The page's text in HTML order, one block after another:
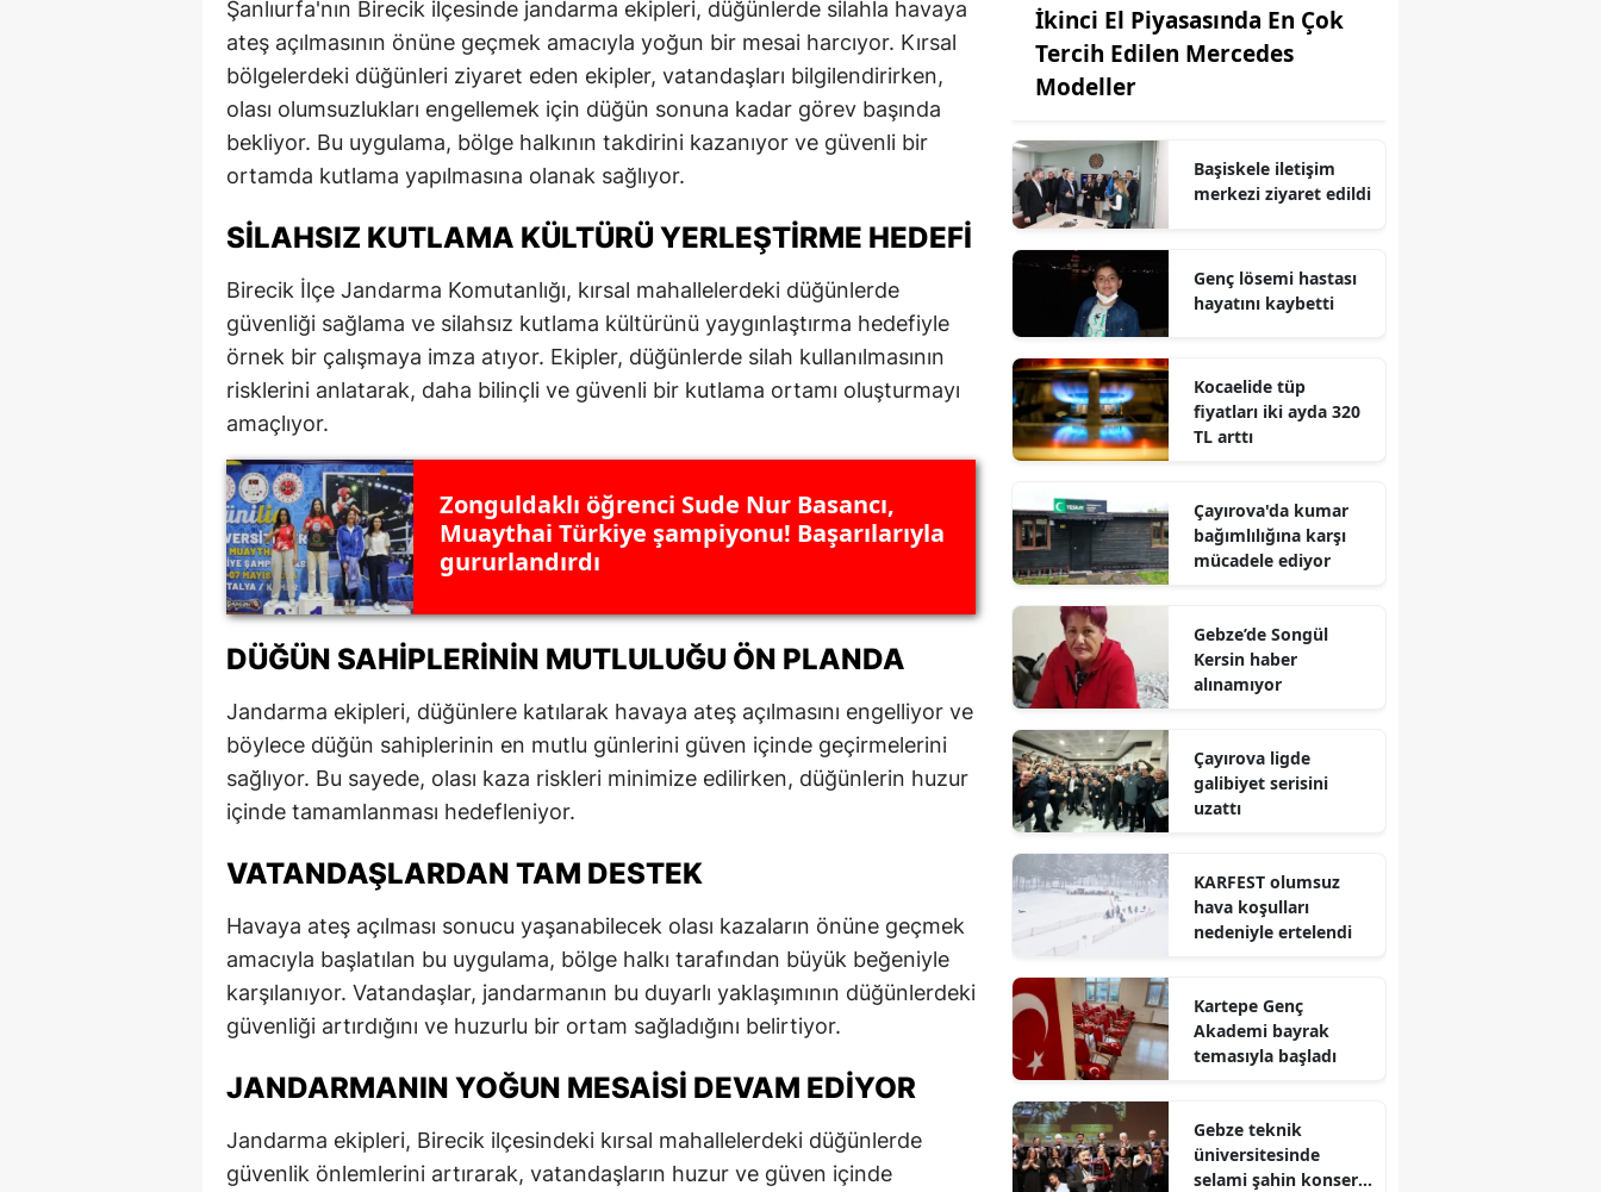
Edirne
Erzurum
Gaziantep
Hakkari
Isparta
Mersin
İzmir
Kastamonu
Kayseri
Kırşehir
Konya
Kütahya
Manisa
Şanlıurfa'nın Birecik ilçesinde jandarma ekipleri, düğünlerde silahla havaya
ateş açılmasının önüne geçmek amacıyla yoğun bir mesai harcıyor. Kırsal
bölgelerdeki düğünleri ziyaret eden ekipler, vatandaşları bilgilendirirken,
olası olumsuzlukları engellemek için düğün sonuna kadar görev başında
bekliyor. Bu uygulama, bölge halkının takdirini kazanıyor ve güvenli bir
ortamda kutlama yapılmasına olanak sağlıyor.
SILAHSIZ KUTLAMA KÜLTÜRÜ YERLEŞTIRME HEDEFI
Birecik İlçe Jandarma Komutanlığı, kırsal mahallelerdeki düğünlerde
güvenliği sağlama ve silahsız kutlama kültürünü yaygınlaştırma hedefiyle
örnek bir çalışmaya imza atıyor. Ekipler, düğünlerde silah kullanılmasının
risklerini anlatarak, daha bilinçli ve güvenli bir kutlama ortamı oluşturmayı
amaçlıyor.
Zonguldaklı öğrenci Sude Nur Basancı,
Muaythai Türkiye şampiyonu! Başarılarıyla
gururlandırdı
DÜĞÜN SAHIPLERININ MUTLULUĞU ÖN PLANDA
Jandarma ekipleri, düğünlere katılarak havaya ateş açılmasını engelliyor ve
böylece düğün sahiplerinin en mutlu günlerini güven içinde geçirmelerini
sağlıyor. Bu sayede, olası kaza riskleri minimize edilirken, düğünlerin huzur
içinde tamamlanması hedefleniyor.
VATANDAŞLARDAN TAM DESTEK
Havaya ateş açılması sonucu yaşanabilecek olası kazaların önüne geçmek
amacıyla başlatılan bu uygulama, bölge halkı tarafından büyük beğeniyle
karşılanıyor. Vatandaşlar, jandarmanın bu duyarlı yaklaşımının düğünlerdeki
güvenliği artırdığını ve huzurlu bir ortam sağladığını belirtiyor.
JANDARMANIN YOĞUN MESAISI DEVAM EDIYOR
Jandarma ekipleri, Birecik ilçesindeki kırsal mahallelerdeki düğünlerde
güvenlik önlemlerini artırarak, vatandaşların huzur ve güven içinde
İkinci El Piyasasında En Çok
Tercih Edilen Mercedes
Modeller
Başiskele iletişim
merkezi ziyaret edildi
Genç lösemi hastası
hayatını kaybetti
Kocaelide tüp
fiyatları iki ayda 320
TL arttı
Çayırova'da kumar
bağımlılığına karşı
mücadele ediyor
Gebze’de Songül
Kersin haber
alınamıyor
Çayırova ligde
galibiyet serisini
uzattı
KARFEST olumsuz
hava koşulları
nedeniyle ertelendi
Kartepe Genç
Akademi bayrak
temasıyla başladı
Gebze teknik
üniversitesinde
selami şahin konseri